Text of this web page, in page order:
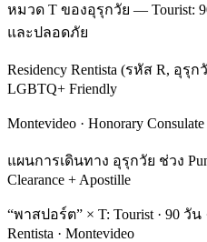
หมวด T ของอุรุกวัย — Tourist:
และปลอดภัย
Residency Rentista (รหัส R, อุรุก
LGBTQ+ Friendly
Montevideo · Honorary
แผนการเดินทาง อุรุกวัย ช่วง
Clearance + Apostille
“พาสปอร์ต” × T: Tourist · 90 วัน
Rentista · Montevideo